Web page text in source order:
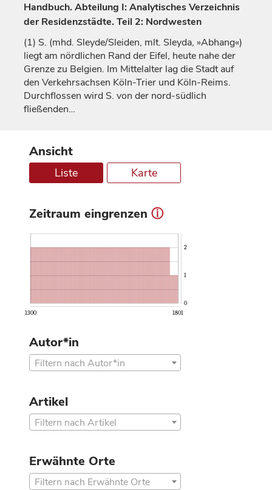
Handbuch. Abteilung I: Analytisches Verzeichnis
der Residenzstädte. Teil 2: Nordwesten
(1) S. (mhd. Sleyde/Sleiden, mlt. Sleyda, »Abhang«)
liegt am nördlichen Rand der Eifel, heute nahe der
Grenze zu Belgien. Im Mittelalter lag die Stadt auf
den Verkehrsachsen Köln-Trier und Köln-Reims.
Durchflossen wird S. von der nord-südlich
fließenden…
Ansicht
Liste Karte
Zeitraum eingrenzen ⓘ
1300 1801
0
1
2
Autor*in
Filtern nach Autor*in
Artikel
Filtern nach Artikel
Erwähnte Orte
Filtern nach Erwähnte Orte